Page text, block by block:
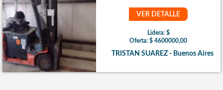
VER DETALLE
Lidera: $
Oferta: $ 4600000,00
TRISTAN SUAREZ - Buenos Aires